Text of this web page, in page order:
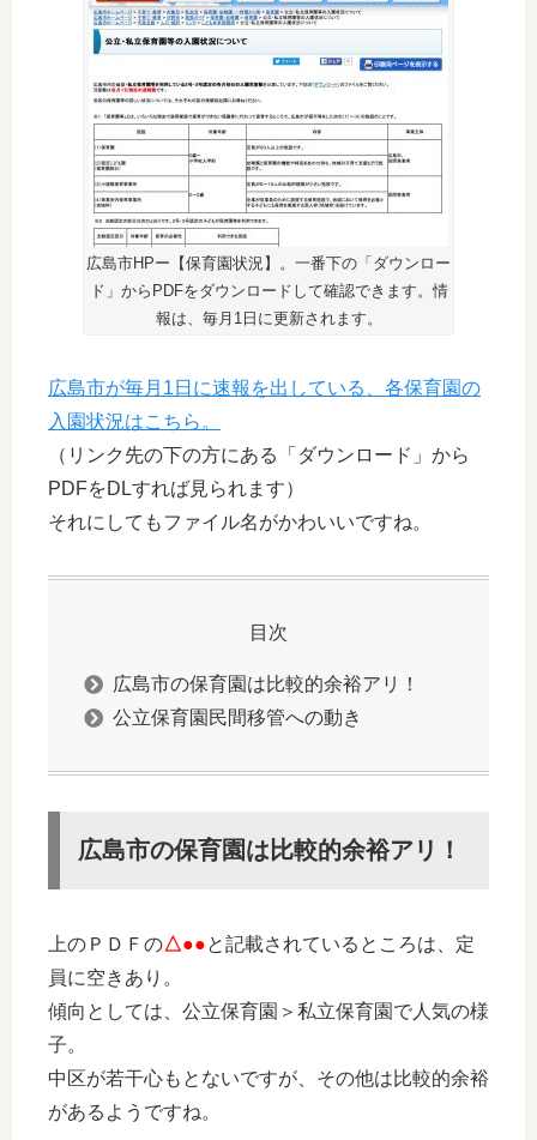
広島市HPー【保育園状況】。一番下の「ダウンロー
ド」からPDFをダウンロードして確認できます。情
報は、毎月1日に更新されます。
広島市が毎月1日に速報を出している、各保育園の
入園状況はこちら。
（リンク先の下の方にある「ダウンロード」から
PDFをDLすれば見られます）
それにしてもファイル名がかわいいですね。
目次
広島市の保育園は比較的余裕アリ！
公立保育園民間移管への動き
広島市の保育園は比較的余裕アリ！
上のＰＤＦの△●●と記載されているところは、定
員に空きあり。
傾向としては、公立保育園＞私立保育園で人気の様
子。
中区が若干心もとないですが、その他は比較的余裕
があるようですね。